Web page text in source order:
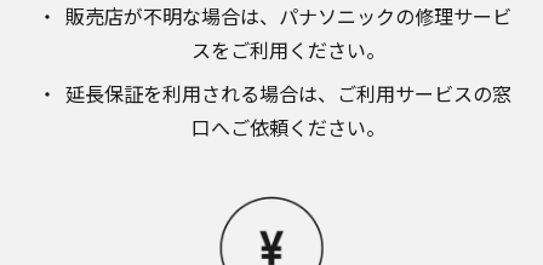
本ウェブサイトのサービスの利用、または利用できな
かったことにより万一損害（データの破損・業務の中
断・営業情報の損失などによる損害を含む）が生じ、
たとえそのような損害の発生や第三者からの賠償請求
の可能性があることについてあらかじめ知らされた場
合でも、当社は一切責任を負いませんことをご了承く
本ウェブサイトのサービスの中止、変更など
本ウェブサイトのサービスは予告なく中止、または内
容や条件を変更する場合があります。あらかじめご了
販売店が不明な場合は、​パナソニックの修理サービ
スをご利用ください。​
延長保証を利用される場合は、​ご利用サービスの窓
口へご依頼ください。